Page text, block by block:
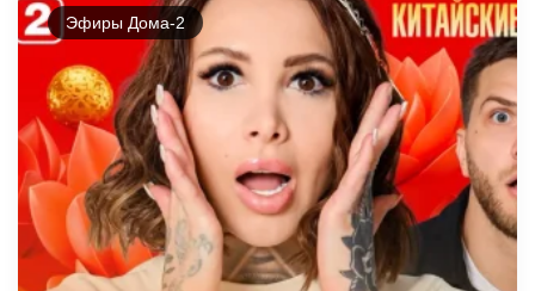
Эфиры Дома-2